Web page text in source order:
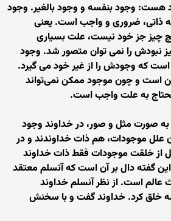
هست: وجود بنفسه و وجود بالغیر. وجود
ذاتی، ضروری و واجب است. یعنی
چیز جز خود نیست، علت بسیاری
نبودش را نمی توان متصور شد. وجود
است که وجودش را از غیر خود می گیرد.
است و چون موجود ممکن نمی‌تواند
به علت واجب است.
صورت مثل و صور، در خداوند وجود
علل موجودات، هم ذات خداوندند و در
از خلقت موجودات فقط ذات خداوند
گفته دال بر آن است که آنسلم معتقد
است. از نظر آنسلم خداوند
خلق کرد. خداوند گفت و با سخنش